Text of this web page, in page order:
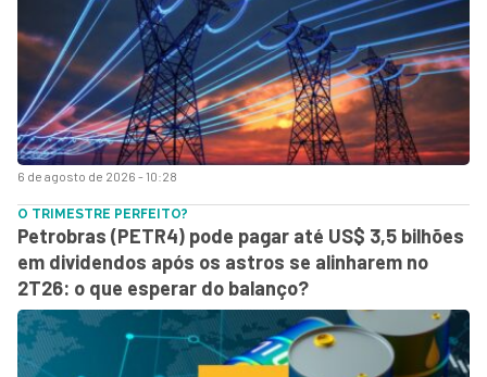
6 de agosto de 2026 - 10:28
O TRIMESTRE PERFEITO?
Petrobras (PETR4) pode pagar até US$ 3,5 bilhões
em dividendos após os astros se alinharem no
2T26: o que esperar do balanço?